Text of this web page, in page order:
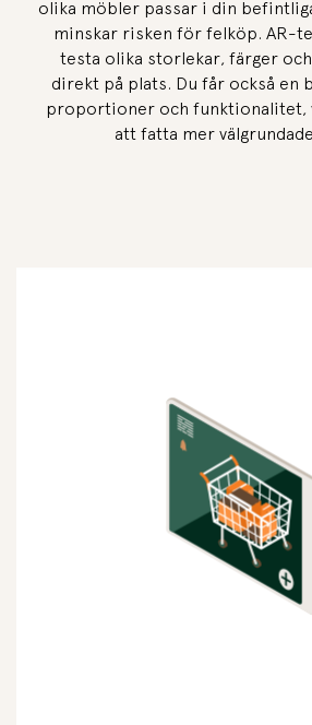
olika möbler passar i din
minskar risken för felköp. AR-
testa olika storlekar, färger
direkt på plats. Du får också en
proportioner och funktionalitet,
att fatta mer